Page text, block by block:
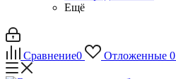
Ещё
Сравнение0 Отложенные 0